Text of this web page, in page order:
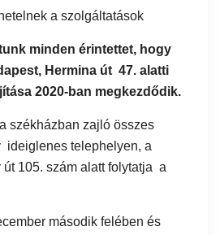
a szolgáltatások
minden érintettet, hogy
Hermina út 47. alatti
2020-ban megkezdődik.
székházban zajló összes
ideiglenes telephelyen, a
út 105. szám alatt folytatja a
második felében és